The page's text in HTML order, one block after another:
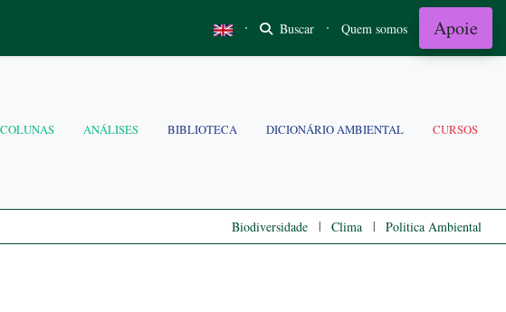
· Buscar · Quem somos Apoie
COLUNAS ANÁLISES BIBLIOTECA DICIONÁRIO AMBIENTAL CURSOS
Biodiversidade | Clima | Politica Ambiental